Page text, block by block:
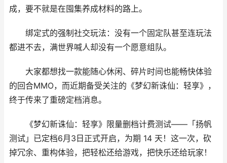
成，要不就是在囤集养成材料的路上。
绑定式的强制社交玩法：没有一个固定队甚至连玩法
都进不去，满世界喊人却没有一个愿意组队。
大家都想找一款能随心休闲、碎片时间也能畅快体验
的回合MMO，而近期备受关注的《梦幻新诛仙：轻享》，
终于传来了重磅定档消息。
《梦幻新诛仙：轻享》限量删档计费测试——「扬帆
测试」已定档6月3日正式开启，为期 14 天！这一次，砍
掉冗余、重构体验，把轻松还给游戏，把快乐还给玩家！